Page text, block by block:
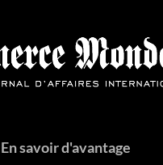
En savoir d'avantage